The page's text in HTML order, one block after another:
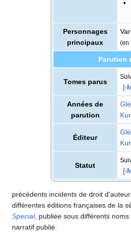
Personnages
principaux
(en
Parution
Tomes parus
[-
Années de
parution
Éditeur
Statut
[-
précédents incidents de droit
différentes éditions françaises de la
Special, publiée sous différents
narratif publié.